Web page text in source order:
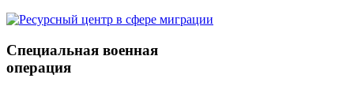
Специальная военная
операция